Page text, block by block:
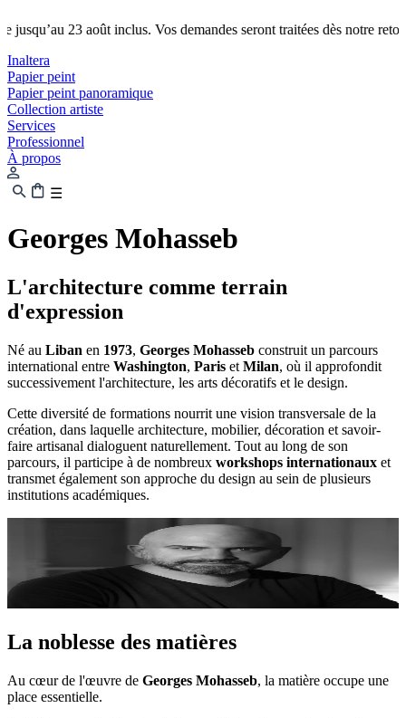
23 août inclus. Vos demandes seront traitées dès notre retour
Inaltera
Papier peint
Papier peint panoramique
Collection artiste
Services
Professionnel
À propos
☰
Georges Mohasseb
L'architecture comme terrain
d'expression
Né au Liban en 1973, Georges Mohasseb construit un parcours
international entre Washington, Paris et Milan, où il approfondit
successivement l'architecture, les arts décoratifs et le design.
Cette diversité de formations nourrit une vision transversale de la
création, dans laquelle architecture, mobilier, décoration et savoir-
faire artisanal dialoguent naturellement. Tout au long de son
parcours, il participe à de nombreux workshops internationaux et
transmet également son approche du design au sein de plusieurs
institutions académiques.
La noblesse des matières
Au cœur de l'œuvre de Georges Mohasseb, la matière occupe une
place essentielle.